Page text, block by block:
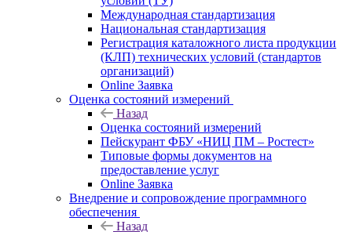
Международная стандартизация
Национальная стандартизация
Регистрация каталожного листа продукции
(КЛП) технических условий (стандартов
организаций)
Online Заявка
Оценка состояний измерений
Назад
Оценка состояний измерений
Пейскурант ФБУ «НИЦ ПМ – Ростест»
Типовые формы документов на
предоставление услуг
Online Заявка
Внедрение и сопровождение программного
обеспечения
Назад